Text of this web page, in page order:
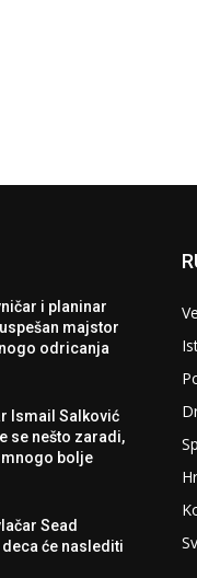
i planinar
majstor
odricanja
Ismail Salković
se nešto zaradi,
bolje
Sead
će naslediti